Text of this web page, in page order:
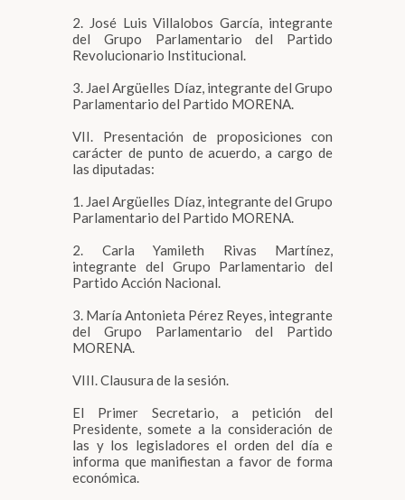
2. José Luis Villalobos García, integrante
del Grupo Parlamentario del Partido
Revolucionario Institucional.
3. Jael Argüelles Díaz, integrante del Grupo
Parlamentario del Partido MORENA.
VII. Presentación de proposiciones con
carácter de punto de acuerdo, a cargo de
las diputadas:
1. Jael Argüelles Díaz, integrante del Grupo
Parlamentario del Partido MORENA.
2. Carla Yamileth Rivas Martínez,
integrante del Grupo Parlamentario del
Partido Acción Nacional.
3. María Antonieta Pérez Reyes, integrante
del Grupo Parlamentario del Partido
MORENA.
VIII. Clausura de la sesión.
El Primer Secretario, a petición del
Presidente, somete a la consideración de
las y los legisladores el orden del día e
informa que manifiestan a favor de forma
económica.